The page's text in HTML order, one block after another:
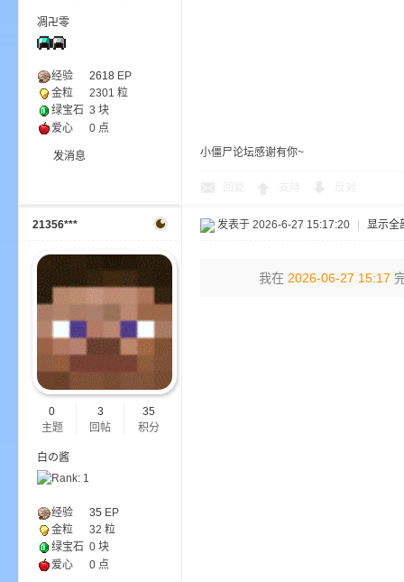
凋卍零
经验 2618 EP
金粒
2301 粒
绿宝石 3 块
爱心
0 点
发消息 小僵尸论坛感谢有你~
21356***
0
主题
3
回帖
35
积分
白の酱
经验 35 EP
金粒
32 粒
绿宝石 0 块
爱心
0 点
发表于 2026-6-27 15:17:20 显示全
我在 2026-06-27 15:17